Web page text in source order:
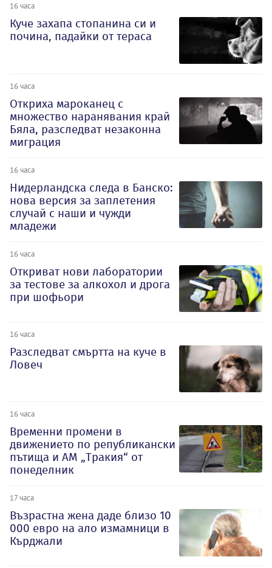
16 часа
Куче захапа стопанина си и
почина, падайки от тераса
16 часа
Откриха мароканец с
множество наранявания край
Бяла, разследват незаконна
миграция
16 часа
Нидерландска следа в Банско:
нова версия за заплетения
случай с наши и чужди
младежи
16 часа
Откриват нови лаборатории
за тестове за алкохол и дрога
при шофьори
16 часа
Разследват смъртта на куче в
Ловеч
16 часа
Временни промени в
движението по републикански
пътища и АМ „Тракия“ от
понеделник
17 часа
Възрастна жена даде близо 10
000 евро на ало измамници в
Кърджали